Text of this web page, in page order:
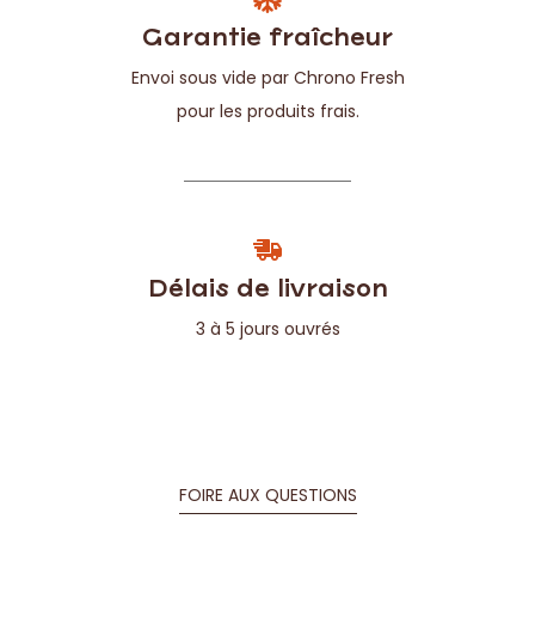
Garantie fraîcheur
Envoi sous vide par Chrono Fresh
pour les produits frais.
Délais de livraison
3 à 5 jours ouvrés
FOIRE AUX QUESTIONS